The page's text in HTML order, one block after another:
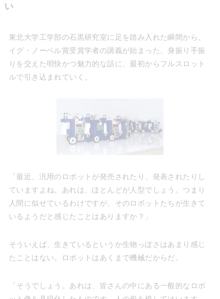
い
東北大学工学部の石黒研究室に足を踏み入れた瞬間から、
イグ・ノーベル賞受賞学者の講義が始まった。身振り手振
りを交えた明快かつ魅力的な話に、最初からフルスロット
ルで引き込まれていく。
「最近、汎用のロボットが発売されたり、発表されたりし
ていますよね。あれは、ほとんどが人型でしょう。つまり
人間に似せているわけですが、そのロボットたちが生きて
いるようだと感じたことはありますか？」
そういえば、生きているというか生物っぽさはあまり感じ
たことはない。ロボットはあくまで機械だからだ。
「そうでしょう。あれは、皆さんの中にある一般的なロボ